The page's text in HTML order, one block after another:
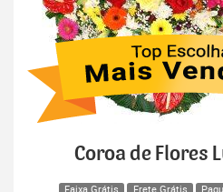
Coroa de Flores